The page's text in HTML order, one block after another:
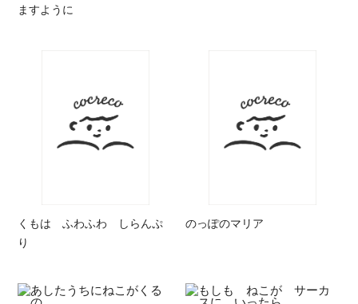
ますように
くもは ふわふわ しらんぷ
り
のっぽのマリア